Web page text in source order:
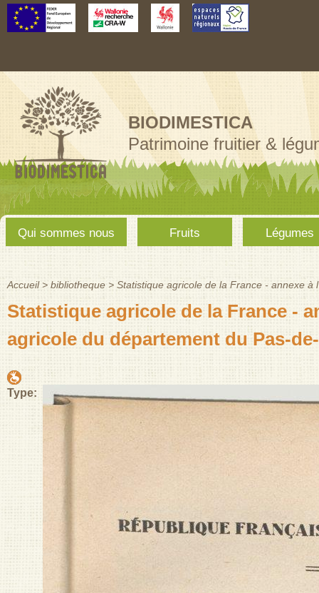
Aller au
contenu
BIODIMESTICA
Patrimoine fruitier &
Menu
principal
Qui sommes nous Fruits Légumes
Vous êtes ici
Accueil > bibliotheque > Statistique agricole de la France - annexe
Statistique agricole de la France -
agricole du département du Pas-
Type: